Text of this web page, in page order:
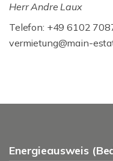
Herr Andre Laux
Telefon: +49 6102
vermietung@main-
Energieausweis